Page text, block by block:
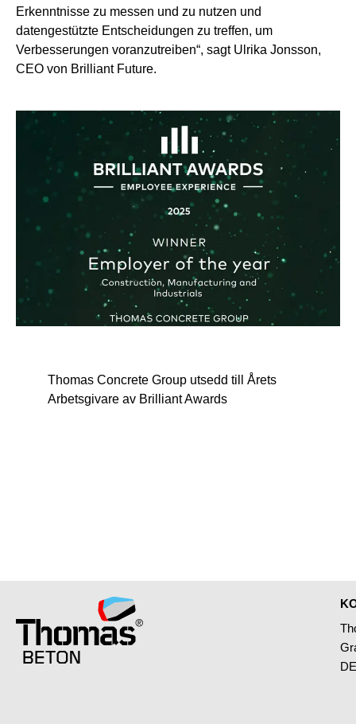
Erkenntnisse zu messen und zu nutzen und
datengestützte Entscheidungen zu treffen, um
Verbesserungen voranzutreiben“, sagt Ulrika Jonsson,
CEO von Brilliant Future.
Thomas Concrete Group utsedd till Årets
Arbetsgivare av Brilliant Awards